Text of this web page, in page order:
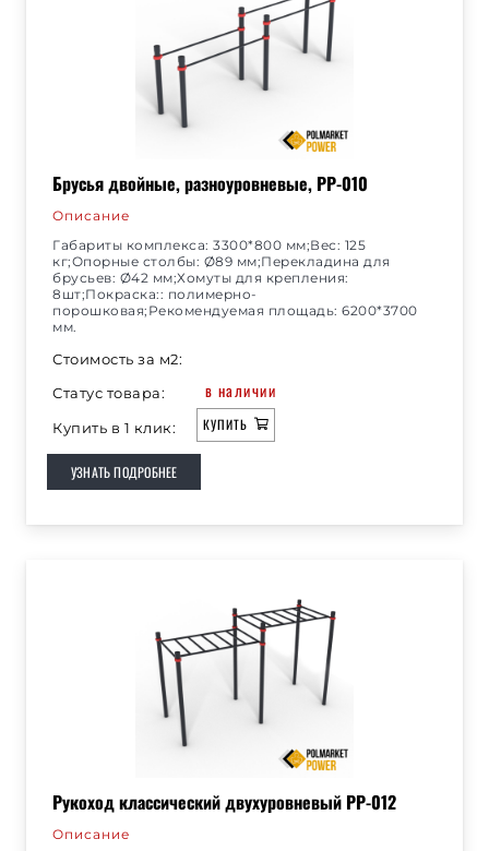
Брусья двойные, разноуровневые, РР-010
Описание
Габариты комплекса: 3300*800 мм;Вес: 125
кг;Опорные столбы: Ø89 мм;Перекладина для
брусьев: Ø42 мм;Хомуты для крепления:
8шт;Покраска:: полимерно-
порошковая;Рекомендуемая площадь: 6200*3700
мм.
Стоимость за м2:
Статус товара:
в наличии
Купить в 1 клик: КУПИТЬ
УЗНАТЬ ПОДРОБНЕЕ
Рукоход классический двухуровневый РР-012
Описание